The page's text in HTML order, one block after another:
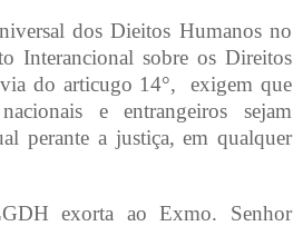
dos Dieitos Humanos no
Interancional sobre os Direitos
do articugo 14°,
exigem que
e entrangeiros sejam
perante a justiça, em qualquer
exorta ao Exmo. Senhor